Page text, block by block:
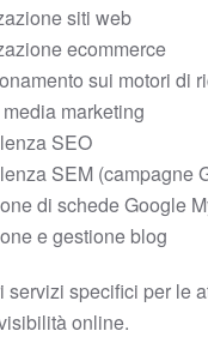
siti web
ecommerce
sui motori di
marketing
SEO
SEM (campagne
di schede Google
e gestione blog
servizi specifici per le
online.